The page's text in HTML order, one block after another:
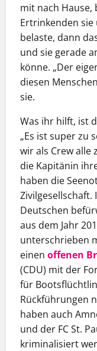
mit nach Hause,
Ertrinkenden sie
belaste, dann
und sie gerade
könne. „Der
diesen
sie.
Was ihr hilft, ist
„Es ist super zu
wir als Crew alle
die Kapitänin
haben die
Deutschen
aus dem Jahr
unterschrieben
einen offenen
(CDU) mit der
für
Rückführungen
haben auch
und der FC St.
kriminalisiert